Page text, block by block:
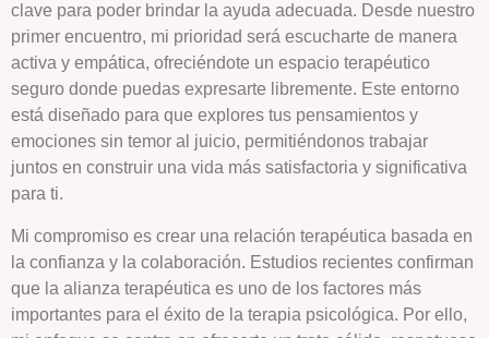
clave para poder brindar la ayuda adecuada. Desde nuestro
primer encuentro, mi prioridad será escucharte de manera
activa y empática, ofreciéndote un espacio terapéutico
seguro donde puedas expresarte libremente. Este entorno
está diseñado para que explores tus pensamientos y
emociones sin temor al juicio, permitiéndonos trabajar
juntos en construir una vida más satisfactoria y significativa
para ti.
Mi compromiso es crear una relación terapéutica basada en
la confianza y la colaboración. Estudios recientes confirman
que la alianza terapéutica es uno de los factores más
importantes para el éxito de la terapia psicológica. Por ello,